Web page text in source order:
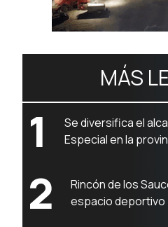
MÁS
1
Se diversifica el
Especial en la
2
Rincón de los
espacio deportivo